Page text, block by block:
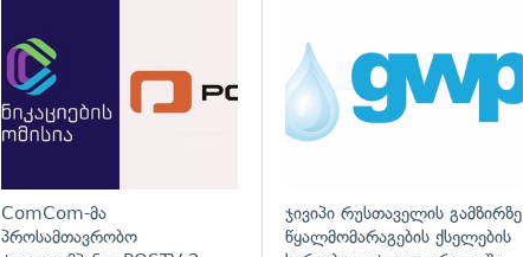
ComCom-მა
პროსამთავრობო
ჯივიპი რუსთაველის გამზირზე
წყალმომარაგების ქსელების